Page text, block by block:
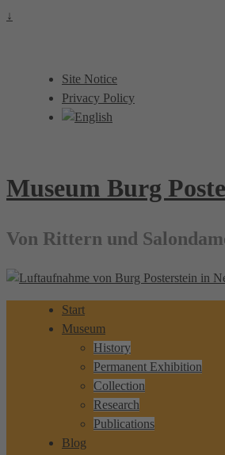
↓
Site Notice
Privacy Policy
Museum Burg
Von Rittern und
Start
Museum
History
Permanent Exhibition
Collection
Research
Publications
Blog